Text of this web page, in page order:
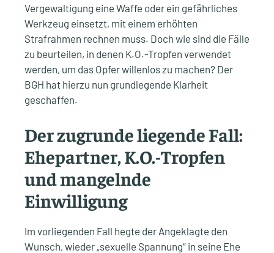
Vergewaltigung eine Waffe oder ein gefährliches
Werkzeug einsetzt, mit einem erhöhten
Strafrahmen rechnen muss. Doch wie sind die Fälle
zu beurteilen, in denen K.O.-Tropfen verwendet
werden, um das Opfer willenlos zu machen? Der
BGH hat hierzu nun grundlegende Klarheit
geschaffen.
Der zugrunde liegende Fall:
Ehepartner, K.O.-Tropfen
und mangelnde
Einwilligung
Im vorliegenden Fall hegte der Angeklagte den
Wunsch, wieder „sexuelle Spannung“ in seine Ehe